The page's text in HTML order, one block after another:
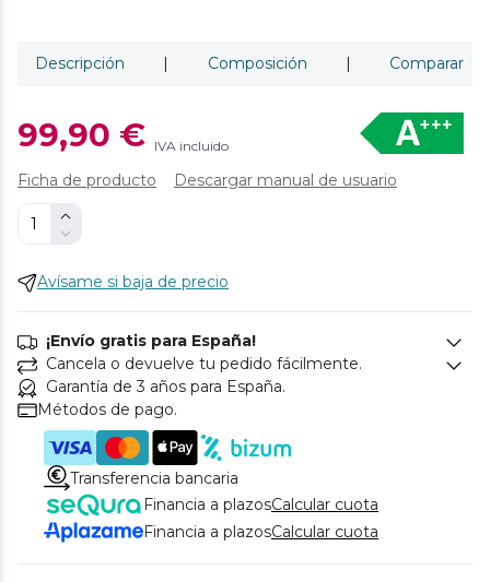
Descripción | Composición | Comparar
99,90 € IVA incluido
Ficha de producto Descargar manual de usuario
Avísame si baja de precio
¡Envío gratis para España!
Cancela o devuelve tu pedido fácilmente.
Garantía de 3 años para España.
Métodos de pago.
Transferencia bancaria
Financia a plazosCalcular cuota
Financia a plazosCalcular cuota